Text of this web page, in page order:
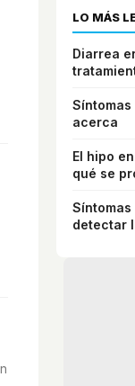
LO MÁS
Diarrea
acerca
El hipo
qué se
detectar